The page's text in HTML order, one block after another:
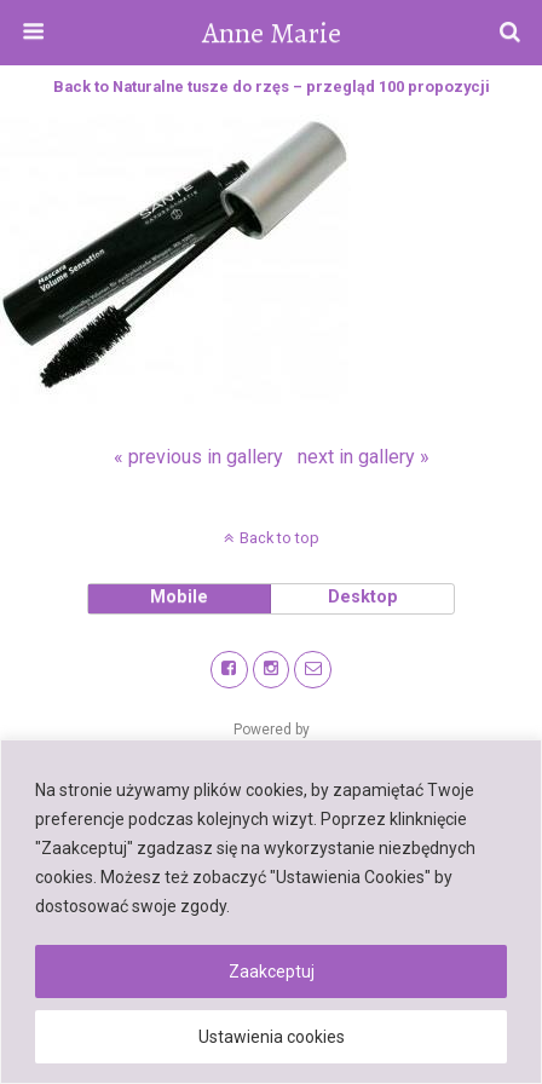
Na stronie używamy plików cookies, by zapamiętać Twoje
preferencje podczas kolejnych wizyt. Poprzez klinknięcie
"Zaakceptuj" zgadzasz się na wykorzystanie niezbędnych
cookies. Możesz też zobaczyć "Ustawienia Cookies" by
dostosować swoje zgody.
Ustawienia cookies
Zaakceptuj
Anne Marie
Back to Naturalne tusze do rzęs – przegląd 100 propozycji
« previous in gallery next in gallery »
Back to top
Mobile Desktop
Powered by
WPtouch Mobile Suite for WordPress